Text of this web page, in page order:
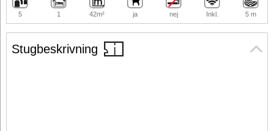
Stugbeskrivning
5 1 42m² ja nej Inkl. 5 m